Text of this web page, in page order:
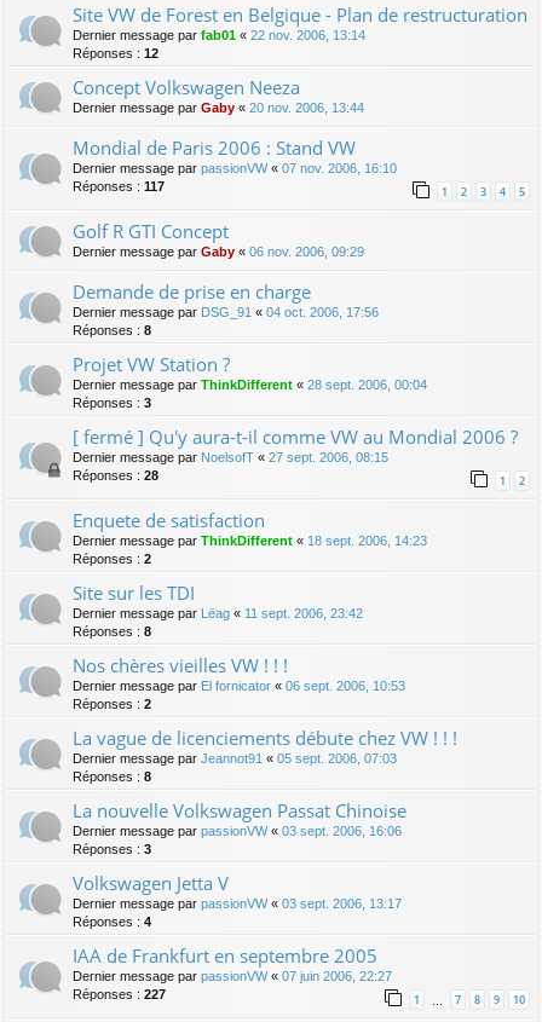
Site VW de Forest en Belgique - Plan de restructuration
Dernier message par fab01 « 22 nov. 2006, 13:14
Réponses : 12
Concept Volkswagen Neeza
Dernier message par Gaby « 20 nov. 2006, 13:44
Mondial de Paris 2006 : Stand VW
Dernier message par passionVW« 07 nov. 2006, 16:10
Réponses : 117 1 2 3 4 5
Golf R GTI Concept
Dernier message par Gaby « 06 nov. 2006, 09:29
Demande de prise en charge
Dernier message par DSG_91 « 04 oct. 2006, 17:56
Réponses : 8
Projet VW Station ?
Dernier message par ThinkDifferent « 28 sept. 2006, 00:04
Réponses : 3
[ fermé ] Qu'y aura-t-il comme VW au Mondial 2006 ?
Dernier message par NoelsofT « 27 sept. 2006, 08:15
Réponses : 28 1 2
Enquete de satisfaction
Dernier message par ThinkDifferent « 18 sept. 2006, 14:23
Réponses : 2
Site sur les TDI
Dernier message par Lëag « 11 sept. 2006, 23:42
Réponses : 8
Nos chères vieilles VW ! ! !
Dernier message par El fornicator « 06 sept. 2006, 10:53
Réponses : 2
La vague de licenciements débute chez VW ! ! !
Dernier message par Jeannot91 « 05 sept. 2006, 07:03
Réponses : 8
La nouvelle Volkswagen Passat Chinoise
Dernier message par passionVW« 03 sept. 2006, 16:06
Réponses : 3
Volkswagen Jetta V
Dernier message par passionVW« 03 sept. 2006, 13:17
Réponses : 4
IAA de Frankfurt en septembre 2005
Dernier message par passionVW« 07 juin 2006, 22:27
Réponses : 227 1 … 7 8 9 10